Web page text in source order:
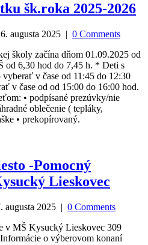
šk.roka 2025-2026
augusta 2025 | 0 Comments
školy začína dňom 01.09.2025 od
od 6,30 hod do 7,45 h. * Deti s
v čase od 11:45 do 12:30
v čase od od 15:00 do 16:00 hod.
• podpísané prezúvky/nie
oblečenie ( tepláky,
• prekopírovaný.
-Pomocný
Lieskovec
augusta 2025 | 0 Comments
v MŠ Kysucký Lieskovec 309
o výberovom konaní